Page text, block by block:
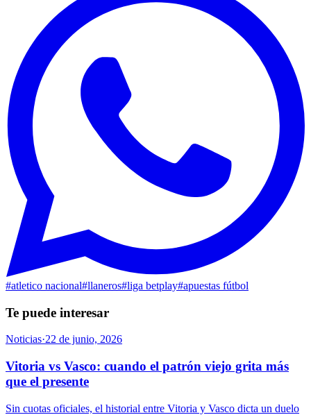
#atletico nacional#llaneros#liga betplay#apuestas fútbol
Te puede interesar
Noticias·22 de junio, 2026
Vitoria vs Vasco: cuando el patrón viejo grita más
que el presente
Sin cuotas oficiales, el historial entre Vitoria y Vasco dicta un duelo